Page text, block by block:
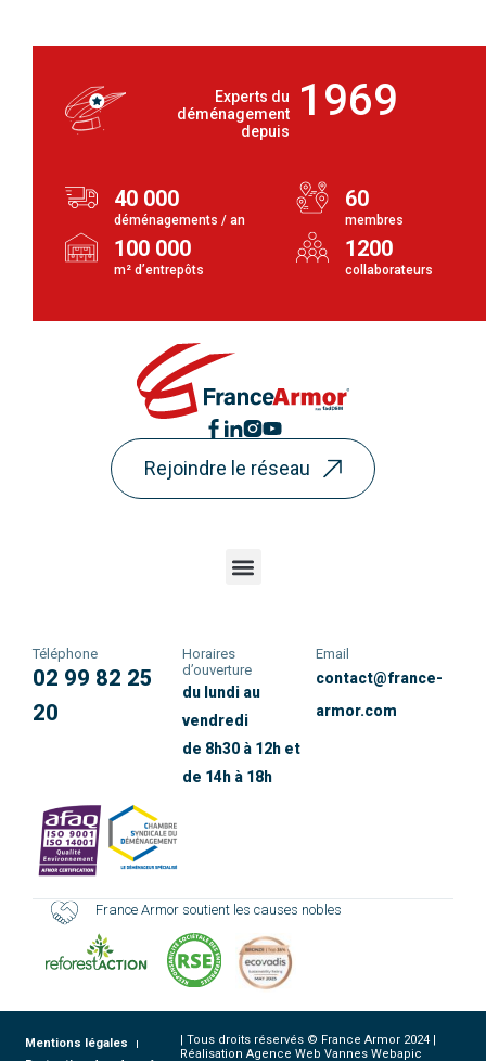
Experts du
déménagement
depuis
1969
40 000
déménagements / an
60
membres
100 000
m² d’entrepôts
1200
collaborateurs
Rejoindre le réseau
Téléphone
02 99 82 25
20
Horaires
d’ouverture
du lundi au
vendredi
de 8h30 à 12h et
de 14h à 18h
Email
contact@france-
armor.com
France Armor soutient les causes nobles
Mentions légales
| Tous droits réservés © France Armor 2024 |
Réalisation Agence Web Vannes Webapic